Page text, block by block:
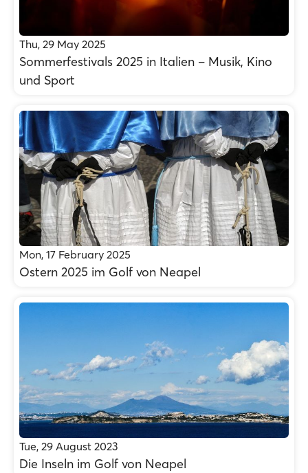
Thu, 29 May 2025
Sommerfestivals 2025 in Italien – Musik, Kino
und Sport
Mon, 17 February 2025
Ostern 2025 im Golf von Neapel
Tue, 29 August 2023
Die Inseln im Golf von Neapel